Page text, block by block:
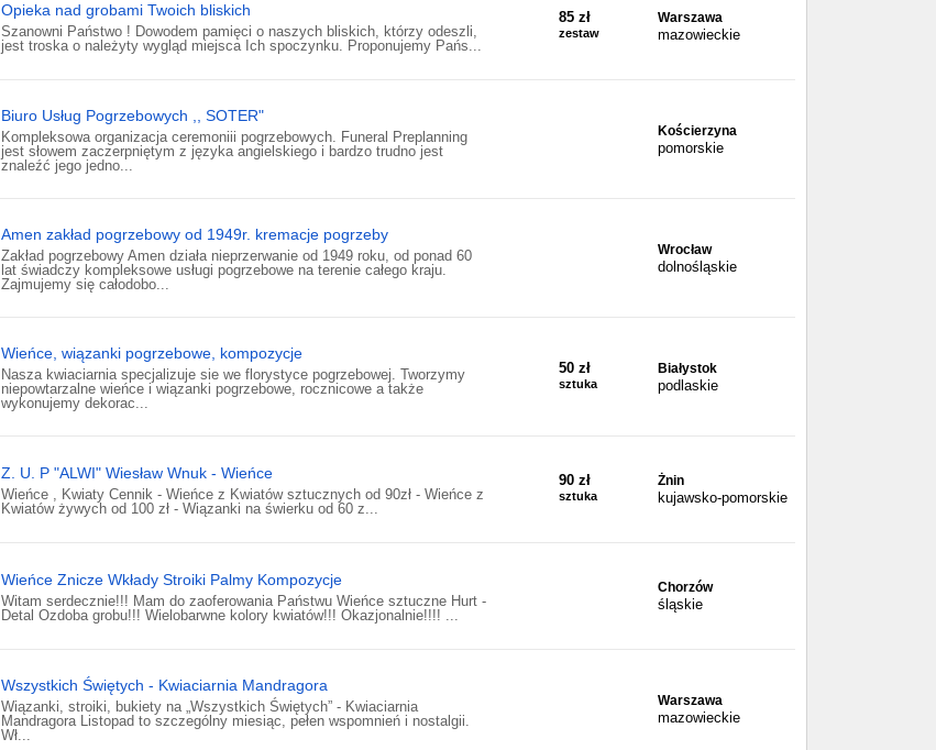
Opieka nad grobami Twoich bliskich
Szanowni Państwo ! Dowodem pamięci o naszych bliskich, którzy odeszli,
jest troska o należyty wygląd miejsca Ich spoczynku. Proponujemy Pańs...
85 zł
zestaw
Warszawa
mazowieckie
Biuro Usług Pogrzebowych ,, SOTER"
Kompleksowa organizacja ceremoniii pogrzebowych. Funeral Preplanning
jest słowem zaczerpniętym z języka angielskiego i bardzo trudno jest
znaleźć jego jedno...
Kościerzyna
pomorskie
Amen zakład pogrzebowy od 1949r. kremacje pogrzeby
Zakład pogrzebowy Amen działa nieprzerwanie od 1949 roku, od ponad 60
lat świadczy kompleksowe usługi pogrzebowe na terenie całego kraju.
Zajmujemy się całodobo...
Wrocław
dolnośląskie
Wieńce, wiązanki pogrzebowe, kompozycje
Nasza kwiaciarnia specjalizuje sie we florystyce pogrzebowej. Tworzymy
niepowtarzalne wieńce i wiązanki pogrzebowe, rocznicowe a także
wykonujemy dekorac...
50 zł
sztuka
Białystok
podlaskie
Z. U. P "ALWI" Wiesław Wnuk - Wieńce
Wieńce , Kwiaty Cennik - Wieńce z Kwiatów sztucznych od 90zł - Wieńce z
Kwiatów żywych od 100 zł - Wiązanki na świerku od 60 z...
90 zł
sztuka
Żnin
kujawsko-pomorskie
Wieńce Znicze Wkłady Stroiki Palmy Kompozycje
Witam serdecznie!!! Mam do zaoferowania Państwu Wieńce sztuczne Hurt -
Detal Ozdoba grobu!!! Wielobarwne kolory kwiatów!!! Okazjonalnie!!!! ...
Chorzów
śląskie
Wszystkich Świętych - Kwiaciarnia Mandragora
Wiązanki, stroiki, bukiety na „Wszystkich Świętych” - Kwiaciarnia
Mandragora Listopad to szczególny miesiąc, pełen wspomnień i nostalgii.
Wł...
Warszawa
mazowieckie